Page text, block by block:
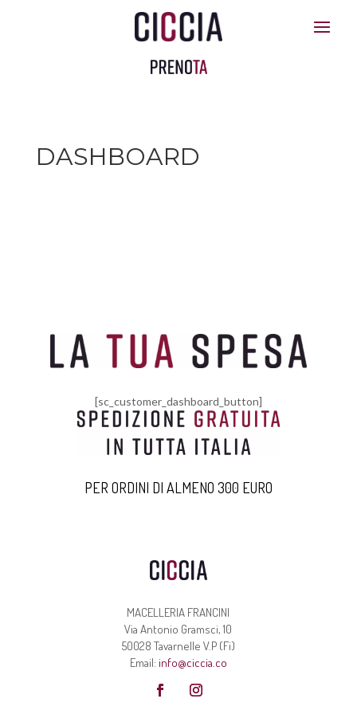
DASHBOARD
[sc_customer_dashboard_button]
PER ORDINI DI ALMENO 300 EURO
MACELLERIA FRANCINI
Via Antonio Gramsci, 10
50028 Tavarnelle V.P (Fi)
Email: info@ciccia.co